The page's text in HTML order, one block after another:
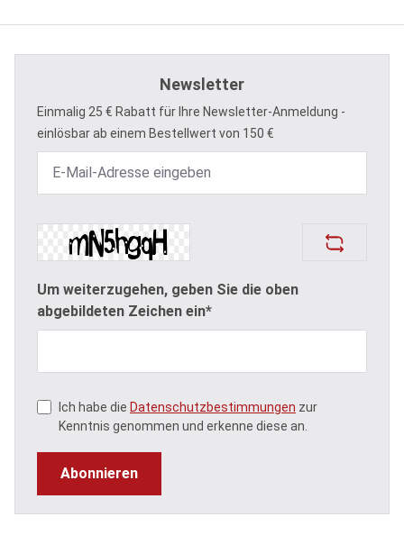
Newsletter
Einmalig 25 € Rabatt für Ihre Newsletter-Anmeldung -
einlösbar ab einem Bestellwert von 150 €
Um weiterzugehen, geben Sie die oben
abgebildeten Zeichen ein*
Ich habe die Datenschutzbestimmungen zur
Kenntnis genommen und erkenne diese an.
Abonnieren